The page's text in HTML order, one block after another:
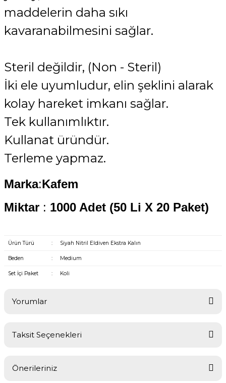
maddelerin daha sıkı
kavaranabilmesini sağlar.
Steril değildir, (Non - Steril)
İki ele uyumludur, elin şeklini alarak
kolay hareket imkanı sağlar.
Tek kullanımlıktır.
Kullanat üründür.
Terleme yapmaz.
Marka:Kafem
Miktar : 1000 Adet (50 Li X 20 Paket)
Ürün Türü : Siyah Nitril Eldiven Ekstra Kalın
Beden : Medium
Set İçi Paket : Koli
Yorumlar
Taksit Seçenekleri
Önerileriniz